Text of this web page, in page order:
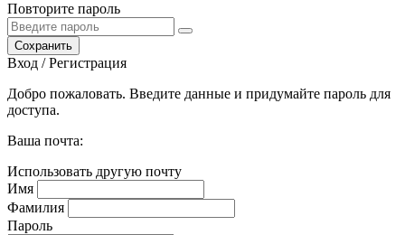
Повторите пароль
Сохранить
Вход / Регистрация
Добро пожаловать. Введите данные и придумайте пароль для
доступа.
Ваша почта:
Использовать другую почту
Имя
Фамилия
Пароль